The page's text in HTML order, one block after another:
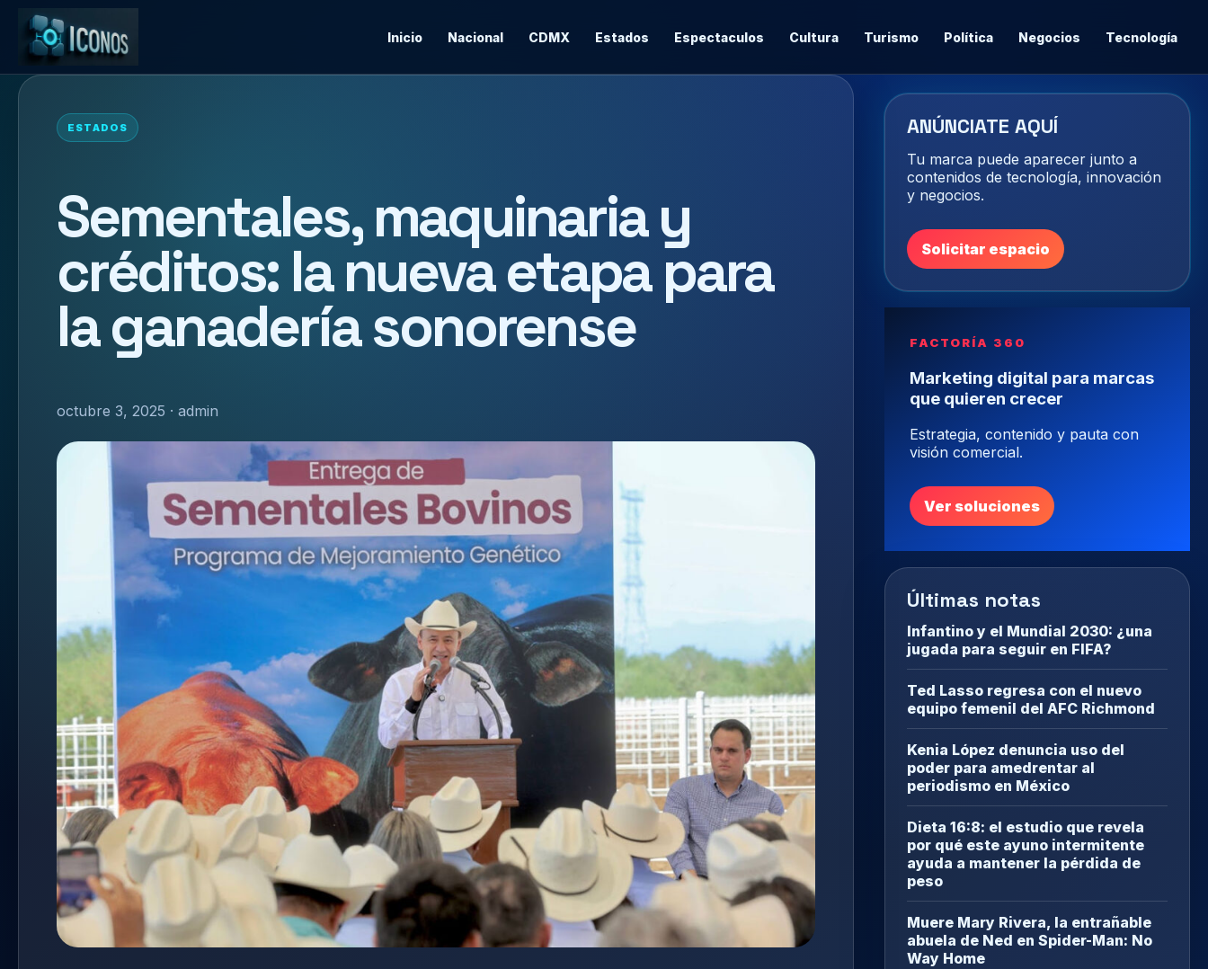
Inicio Nacional CDMX Estados Espectaculos Cultura Turismo Política Negocios Tecnología
ESTADOS
Sementales, maquinaria y
créditos: la nueva etapa para
la ganadería sonorense
octubre 3, 2025 · admin
ANÚNCIATE AQUÍ
Tu marca puede aparecer junto a
contenidos de tecnología, innovación
y negocios.
Solicitar espacio
FACTORÍA 360
Marketing digital para marcas
que quieren crecer
Estrategia, contenido y pauta con
visión comercial.
Ver soluciones
Últimas notas
Infantino y el Mundial 2030: ¿una
jugada para seguir en FIFA?
Ted Lasso regresa con el nuevo
equipo femenil del AFC Richmond
Kenia López denuncia uso del
poder para amedrentar al
periodismo en México
Dieta 16:8: el estudio que revela
por qué este ayuno intermitente
ayuda a mantener la pérdida de
peso
Muere Mary Rivera, la entrañable
abuela de Ned en Spider-Man: No
Way Home